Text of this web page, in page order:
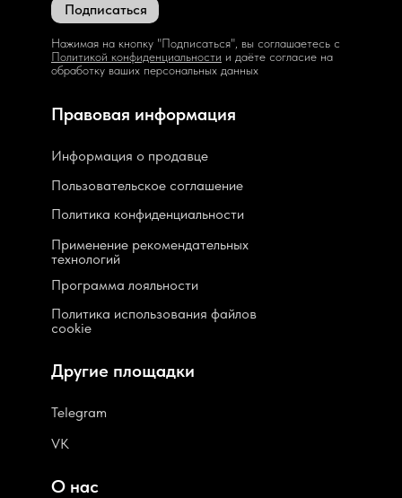
Подписаться
Нажимая на кнопку "Подписаться", вы соглашаетесь с
Политикой конфиденциальности и даёте согласие на
обработку ваших персональных данных
Пользовательское соглашение
Политика конфиденциальности
Программа лояльности
Политика использования файлов
cookie
Применение рекомендательных
технологий
Информация о продавце
Telegram
VK
Правовая информация
О нас
Другие площадки